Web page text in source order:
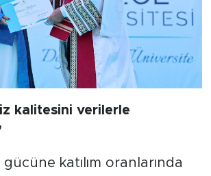
kalitesini verilerle
gücüne katılım oranlarında